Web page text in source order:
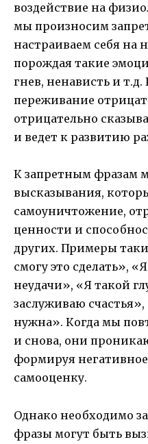
воздействие на
мы произносим
настраиваем себя на
порождая такие
гнев, ненависть и
переживание
отрицательно
и ведет к развитию
К запретным фразам
высказывания,
самоуничтожение,
ценности и
других. Примеры
смогу это сделать»,
неудачи», «Я такой
заслуживаю
нужна». Когда мы
и снова, они
формируя
самооценку.
Однако необходимо
фразы могут быть